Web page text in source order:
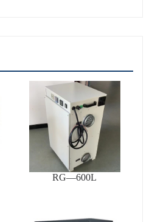
RG—600L